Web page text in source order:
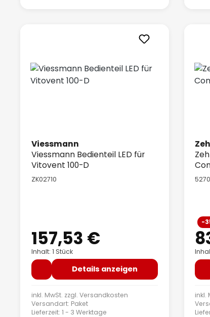
Viessmann
Viessmann Bedienteil LED für
Vitovent 100-D
ZK02710
Regulärer Preis:
157,53 €
Inhalt: 1 Stück
Details anzeigen
inkl. MwSt. zzgl. Versandkosten
Versandart: Paket
Lieferzeit: 1 - 3 Werktage
-
inkl.